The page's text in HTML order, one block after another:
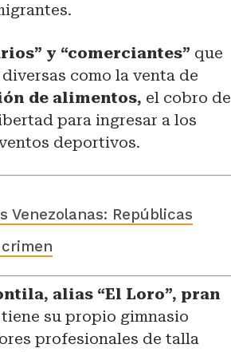
y “comerciantes” que
como la venta de
de alimentos, el cobro de
para ingresar a los
deportivos.
Venezolanas: Repúblicas
alias “El Loro”, pran
su propio gimnasio
profesionales de talla